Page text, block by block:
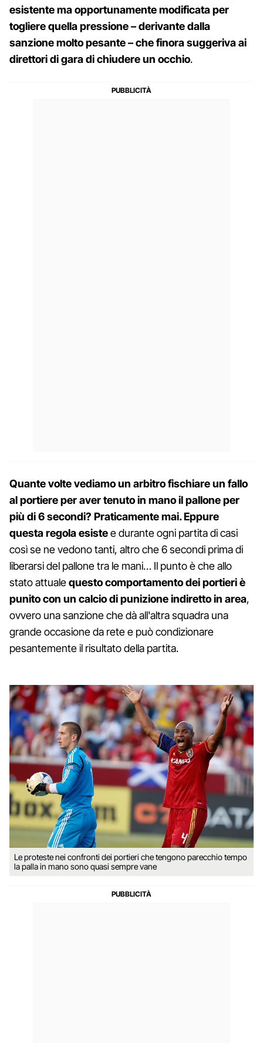
esistente ma opportunamente modificata per
togliere quella pressione – derivante dalla
sanzione molto pesante – che finora suggeriva ai
direttori di gara di chiudere un occhio.
Quante volte vediamo un arbitro fischiare un fallo
al portiere per aver tenuto in mano il pallone per
più di 6 secondi? Praticamente mai. Eppure
questa regola esistee durante ogni partita di casi
così se ne vedono tanti, altro che 6 secondi prima di
liberarsi del pallone tra le mani… Il punto è che allo
stato attualequesto comportamento dei portieri è
punito con un calcio di punizione indiretto in area,
ovvero una sanzione che dà all'altra squadra una
grande occasione da rete e può condizionare
pesantemente il risultato della partita.
Le proteste nei confronti dei portieri che tengono parecchio tempo
la palla in mano sono quasi sempre vane